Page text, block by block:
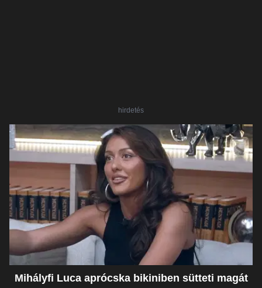
hirdetés
Mihályfi Luca aprócska bikiniben sütteti magát